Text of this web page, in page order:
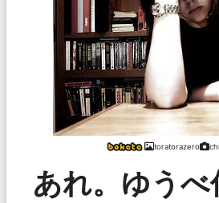
toratorazero
あれ。ゆうべ